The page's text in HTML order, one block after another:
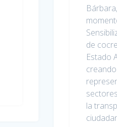
de
Estado
la